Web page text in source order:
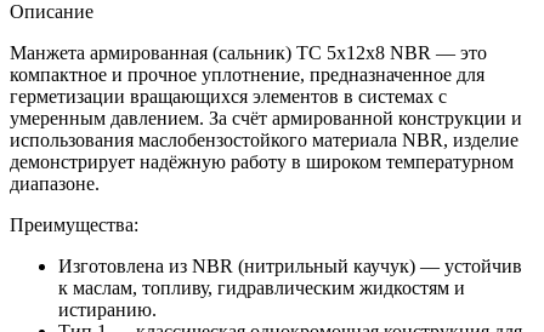
Описание
Манжета армированная (сальник) ТС 5x12x8 NBR — это
компактное и прочное уплотнение, предназначенное для
герметизации вращающихся элементов в системах с
умеренным давлением. За счёт армированной конструкции и
использования маслобензостойкого материала NBR, изделие
демонстрирует надёжную работу в широком температурном
диапазоне.
Преимущества:
Изготовлена из NBR (нитрильный каучук) — устойчив
к маслам, топливу, гидравлическим жидкостям и
истиранию.